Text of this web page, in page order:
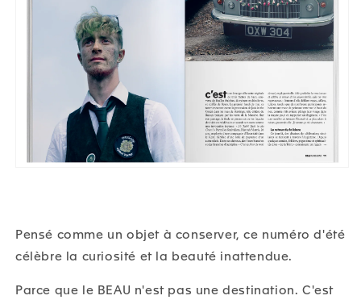
Pensé comme un objet à conserver, ce numéro d'été
célèbre la curiosité et la beauté inattendue.
Parce que le BEAU n'est pas une destination. C'est